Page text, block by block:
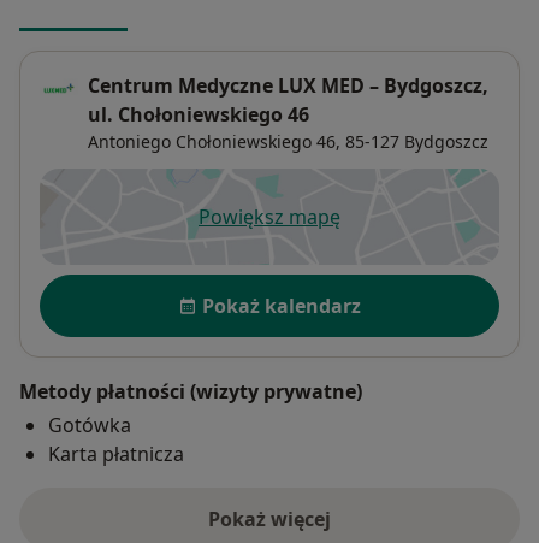
Centrum Medyczne LUX MED – Bydgoszcz,
ul. Chołoniewskiego 46
Antoniego Chołoniewskiego 46, 85-127 Bydgoszcz
Powiększ mapęotwiera się w nowej karcie
Dostępność
Pokaż kalendarz
Metody płatności (wizyty prywatne)
Gotówka
Karta płatnicza
Pokaż więcej
o adresie